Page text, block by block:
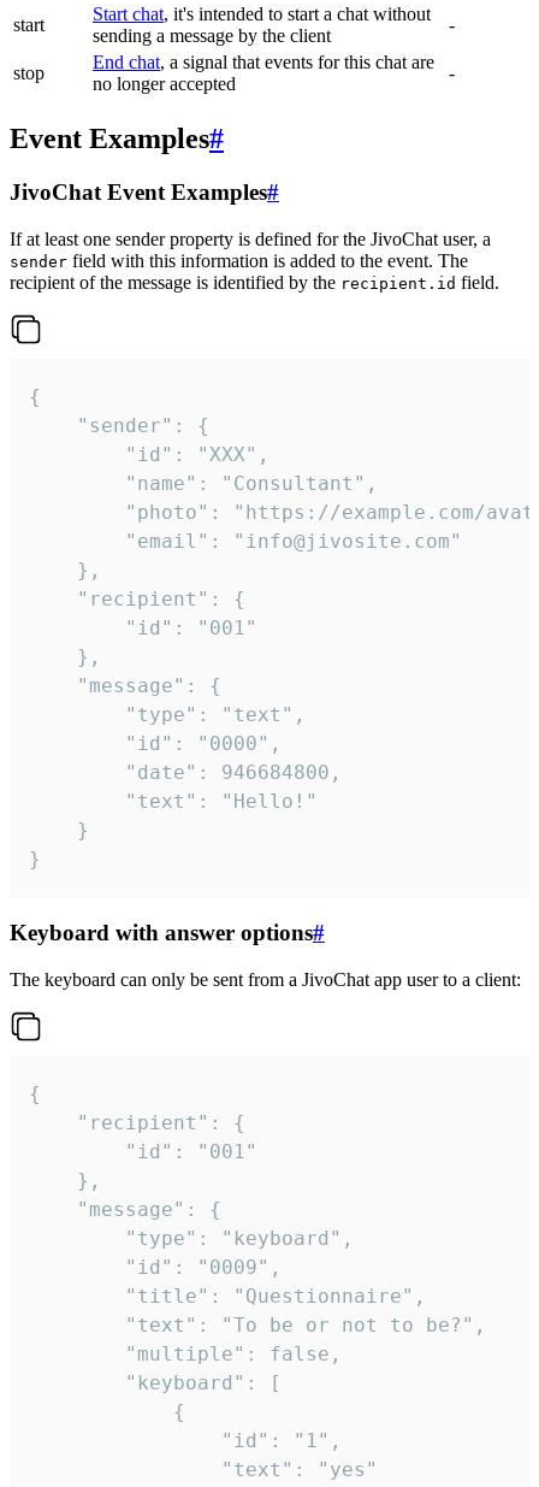
start
Start chat, it's intended to start a chat without
sending a message by the client
-
stop
End chat, a signal that events for this chat are
no longer accepted
-
Event Examples#
JivoChat Event Examples#
If at least one sender property is defined for the JivoChat user, a
sender field with this information is added to the event. The
recipient of the message is identified by the recipient.id field.
{
}
Keyboard with answer options#
The keyboard can only be sent from a JivoChat app user to a client:
{